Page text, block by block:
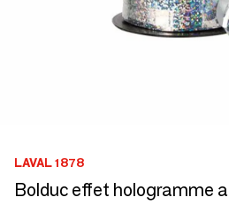
LAVAL 1878
Bolduc effet hologramme